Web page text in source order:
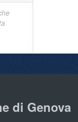
di Genova